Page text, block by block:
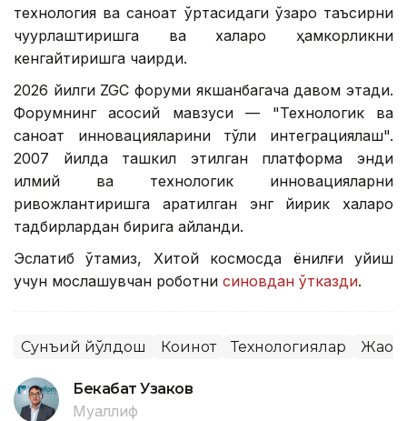
технология ва саноат ўртасидаги ўзаро таъсирни
чуқурлаштиришга ва халқаро ҳамкорликни
кенгайтиришга чақирди.
2026 йилги ZGC форуми якшанбагача давом этади.
Форумнинг асосий мавзуси — "Технологик ва
саноат инновацияларини тўлиқ интеграциялаш".
2007 йилда ташкил этилган платформа энди
илмий ва технологик инновацияларни
ривожлантиришга қаратилган энг йирик халқаро
тадбирлардан бирига айланди.
Эслатиб ўтамиз, Хитой космосда ёнилғи қуйиш
учун мослашувчан роботни синовдан ўтказди.
Сунъий йўлдош Коинот Технологиялар
Бекабат Узаков
Муаллиф